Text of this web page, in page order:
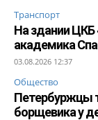
Транспорт
На здании ЦКБ
академика
03.08.2026 12:37
Общество
Петербуржцы
борщевика у